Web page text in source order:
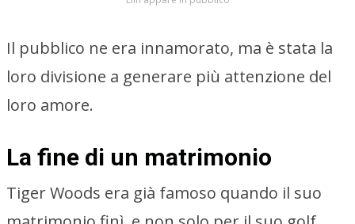
Il pubblico ne era innamorato, ma è stata la
loro divisione a generare più attenzione del
loro amore.
La fine di un matrimonio
Tiger Woods era già famoso quando il suo